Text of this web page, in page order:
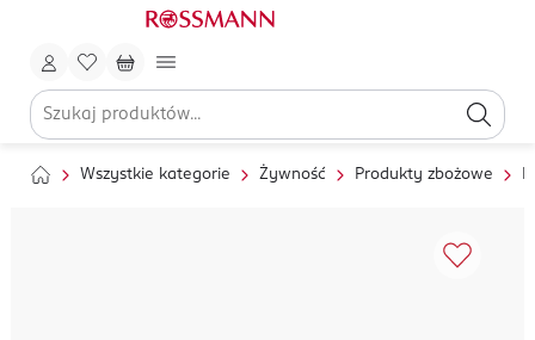
Wszystkie kategorie Żywność Produkty zbożowe